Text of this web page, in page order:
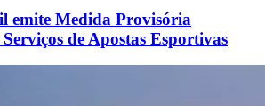
emite Medida Provisória
de Apostas Esportivas